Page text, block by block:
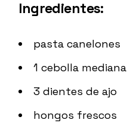
Ingredientes:
pasta canelones
1 cebolla mediana
3 dientes de ajo
hongos frescos